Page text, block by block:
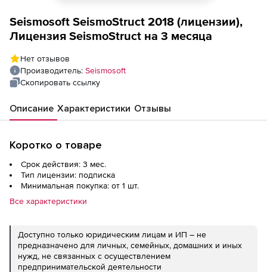
Seismosoft SeismoStruct 2018 (лицензии),
Лицензия SeismoStruct на 3 месяца
Нет отзывов
Производитель: Seismosoft
Скопировать ссылку
Описание Характеристики Отзывы
Коротко о товаре
Срок действия: 3 мес.
Тип лицензии: подписка
Минимальная покупка: от 1 шт.
Все характеристики
Доступно только юридическим лицам и ИП – не
предназначено для личных, семейных, домашних и иных
нужд, не связанных с осуществлением
предпринимательской деятельности